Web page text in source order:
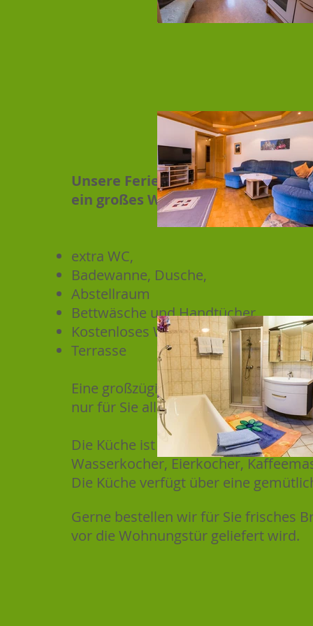
Unsere Ferienwohung verfügt
ein großes Wohnzimmer(kann
extra WC,
Badewanne, Dusche,
Abstellraum
Bettwäsche und Handtücher.
Kostenloses WLAN
Terrasse
Eine großzügige Terrasse mit Tisch,
nur für Sie alleine welche zum
Die Küche ist komplett ausgestattet
Wasserkocher, Eierkocher,
Die Küche verfügt über eine
Gerne bestellen wir für Sie frisches
vor die Wohnungstür geliefert wird.